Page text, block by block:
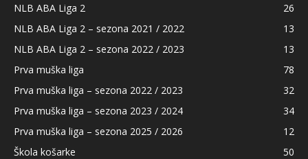
NLB ABA Liga 2
26
NLB ABA Liga 2 – sezona 2021 / 2022
13
NLB ABA Liga 2 – sezona 2022 / 2023
13
Prva muška liga
78
Prva muška liga – sezona 2022 / 2023
32
Prva muška liga – sezona 2023 / 2024
34
Prva muška liga – sezona 2025 / 2026
12
Škola košarke
50